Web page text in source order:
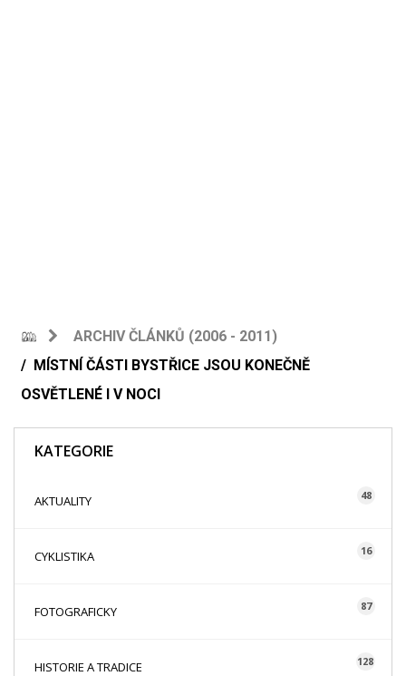
ARCHIV ČLÁNKŮ (2006 - 2011)
MÍSTNÍ ČÁSTI BYSTŘICE JSOU KONEČNĚ
OSVĚTLENÉ I V NOCI
KATEGORIE
AKTUALITY 48
CYKLISTIKA 16
FOTOGRAFICKY 87
HISTORIE A TRADICE 128